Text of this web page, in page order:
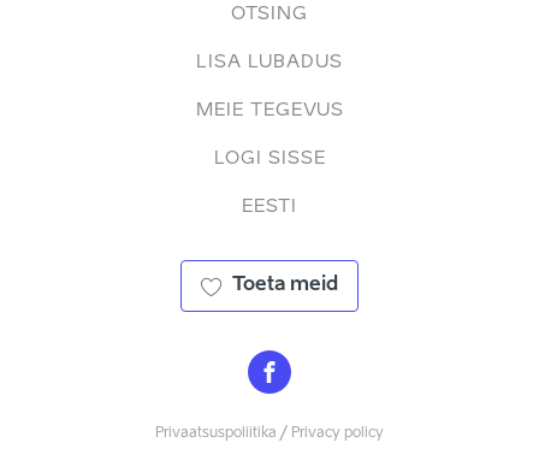
OTSING
LISA LUBADUS
MEIE TEGEVUS
LOGI SISSE
EESTI
Toeta meid
Privaatsuspoliitika / Privacy policy